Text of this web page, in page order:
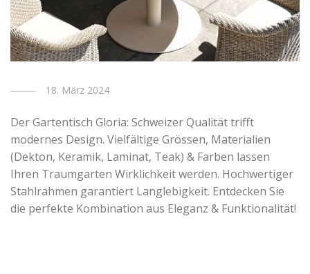
18. März 2024
Der Gartentisch Gloria: Schweizer Qualität trifft
modernes Design. Vielfältige Grössen, Materialien
(Dekton, Keramik, Laminat, Teak) & Farben lassen
Ihren Traumgarten Wirklichkeit werden. Hochwertiger
Stahlrahmen garantiert Langlebigkeit. Entdecken Sie
die perfekte Kombination aus Eleganz & Funktionalität!